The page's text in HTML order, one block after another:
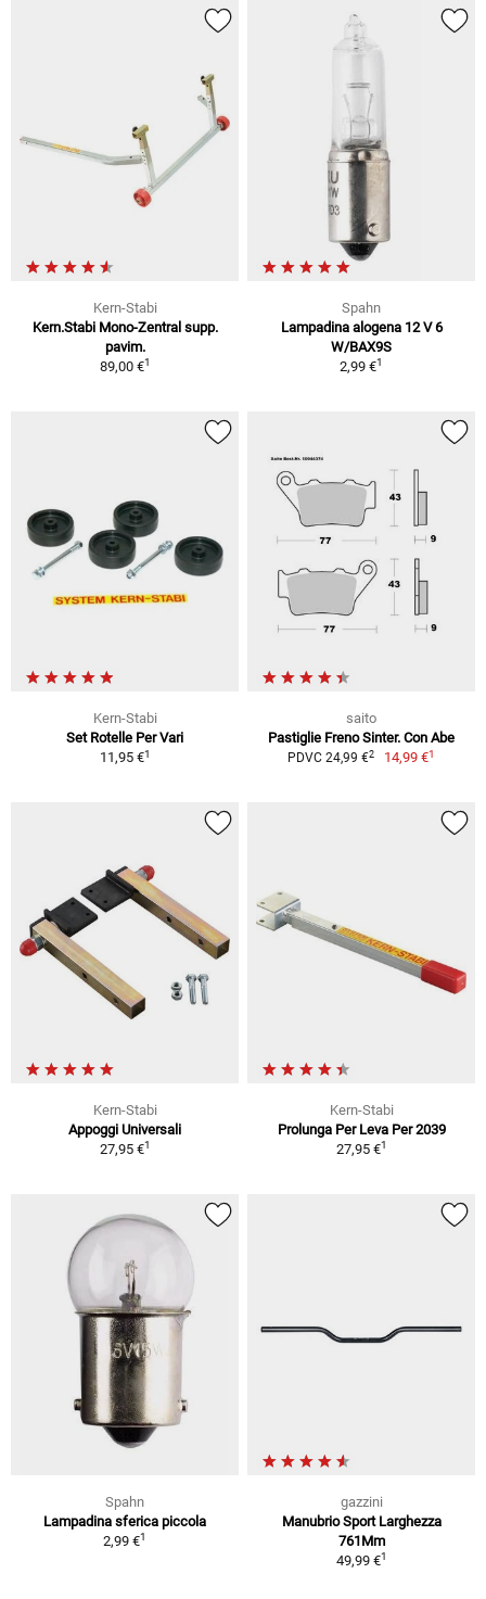
Kern-Stabi
Kern.Stabi Mono-Zentral supp.
pavim.
89,00 €1
Spahn
Lampadina alogena 12 V 6
W/BAX9S
2,99 €1
Kern-Stabi
Set Rotelle Per Vari
11,95 €1
saito
Pastiglie Freno Sinter. Con Abe
PDVC 24,99 €2 14,99 €1
Kern-Stabi
Appoggi Universali
27,95 €1
Kern-Stabi
Prolunga Per Leva Per 2039
27,95 €1
Spahn
Lampadina sferica piccola
2,99 €1
gazzini
Manubrio Sport Larghezza
761Mm
49,99 €1